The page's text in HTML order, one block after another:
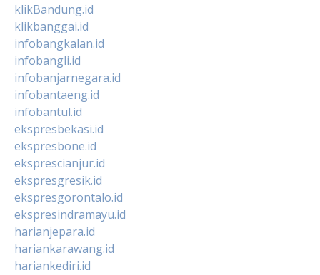
klikBandung.id
klikbanggai.id
infobangkalan.id
infobangli.id
infobanjarnegara.id
infobantaeng.id
infobantul.id
ekspresbekasi.id
ekspresbone.id
eksprescianjur.id
ekspresgresik.id
ekspresgorontalo.id
ekspresindramayu.id
harianjepara.id
hariankarawang.id
hariankediri.id